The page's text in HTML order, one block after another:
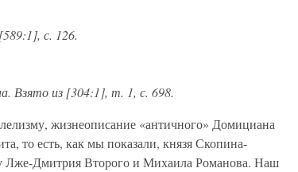
с. 126.
Взято из [304:1], т. 1, с. 698.
жизнеописание «античного» Домициана
то есть, как мы показали, князя Скопина-
Лже-Дмитрия Второго и Михаила Романова. Наш